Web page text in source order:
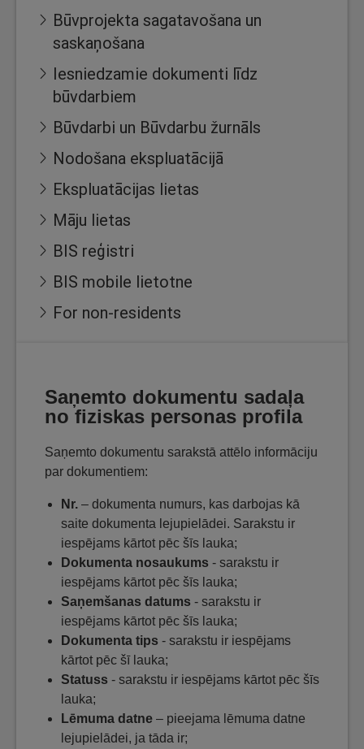
Būvprojekta sagatavošana un
saskaņošana
Iesniedzamie dokumenti līdz
būvdarbiem
Būvdarbi un Būvdarbu žurnāls
Nodošana ekspluatācijā
Ekspluatācijas lietas
Māju lietas
BIS reģistri
BIS mobile lietotne
For non-residents
Saņemto dokumentu sadaļa
no fiziskas personas profila
Saņemto dokumentu sarakstā attēlo informāciju
par dokumentiem:
Nr. – dokumenta numurs, kas darbojas kā
saite dokumenta lejupielādei. Sarakstu ir
iespējams kārtot pēc šīs lauka;
Dokumenta nosaukums - sarakstu ir
iespējams kārtot pēc šīs lauka;
Saņemšanas datums - sarakstu ir
iespējams kārtot pēc šīs lauka;
Dokumenta tips - sarakstu ir iespējams
kārtot pēc šī lauka;
Statuss - sarakstu ir iespējams kārtot pēc šīs
lauka;
Lēmuma datne – pieejama lēmuma datne
lejupielādei, ja tāda ir;